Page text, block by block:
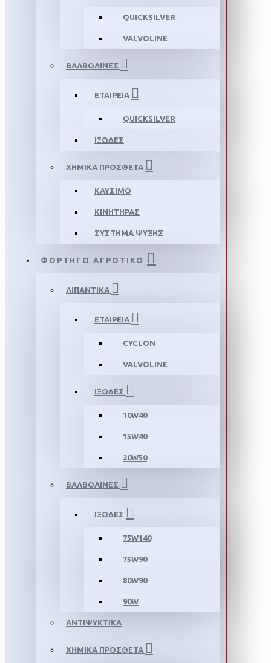
QUICKSILVER
VALVOLINE
ΒΑΛΒΟΛΙΝΕΣ
ΕΤΑΙΡΕΙΑ
QUICKSILVER
ΙΞΩΔΕΣ
ΧΗΜΙΚΑ ΠΡΟΣΘΕΤΑ
ΚΑΥΣΙΜΟ
ΚΙΝΗΤΗΡΑΣ
ΣΥΣΤΗΜΑ ΨΥΞΗΣ
ΦΟΡΤΗΓΟ ΑΓΡΟΤΙΚΟ
ΛΙΠΑΝΤΙΚΑ
ΕΤΑΙΡΕΙΑ
CYCLON
VALVOLINE
ΙΞΩΔΕΣ
10W40
15W40
20W50
ΒΑΛΒΟΛΙΝΕΣ
ΙΞΩΔΕΣ
75W140
75W90
80W90
90W
ΑΝΤΙΨΥΚΤΙΚΑ
ΧΗΜΙΚΑ ΠΡΟΣΘΕΤΑ